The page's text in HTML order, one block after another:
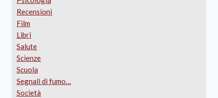
Recensioni
Film
Libri
Salute
Scienze
Scuola
Segnali di fumo…
Società